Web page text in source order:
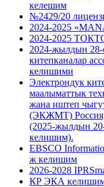
келешим
№2429/20
2024-2025
2024-2025
2024-жылдын 28-
китепканалар
келишими
Электрондук
маалыматтык
жана иштеп
(ЭКЖМТ) Россия,
(2025-жылдын
келишим).
EBSCO
ж келишим
2026-2028
КР ЭКА